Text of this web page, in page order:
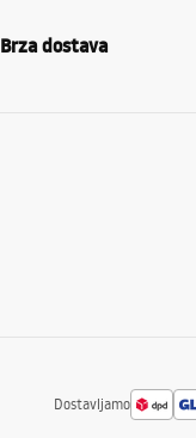
Brza dostava
Dostavljamo